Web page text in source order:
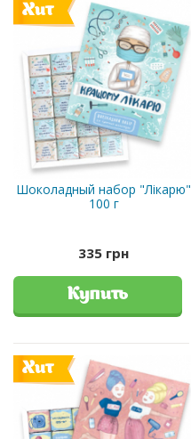
Хит
Шоколадный набор "Лікарю"
100 г
335 грн
Купить
Хит